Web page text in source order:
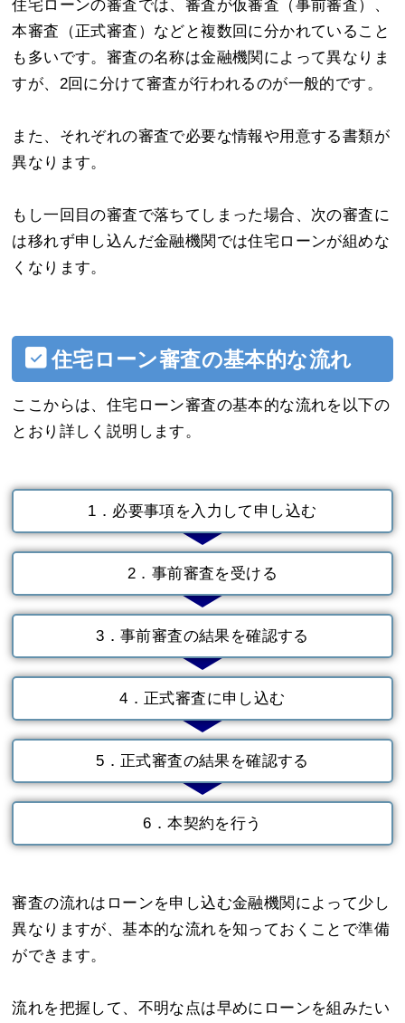
住宅ローンの審査では、審査が仮審査（事前審査）、
本審査（正式審査）などと複数回に分かれていること
も多いです。審査の名称は金融機関によって異なりま
すが、2回に分けて審査が行われるのが一般的です。
また、それぞれの審査で必要な情報や用意する書類が
異なります。
もし一回目の審査で落ちてしまった場合、次の審査に
は移れず申し込んだ金融機関では住宅ローンが組めな
くなります。
住宅ローン審査の基本的な流れ
ここからは、住宅ローン審査の基本的な流れを以下の
とおり詳しく説明します。
1．必要事項を入力して申し込む
2．事前審査を受ける
3．事前審査の結果を確認する
4．正式審査に申し込む
5．正式審査の結果を確認する
6．本契約を行う
審査の流れはローンを申し込む金融機関によって少し
異なりますが、基本的な流れを知っておくことで準備
ができます。
流れを把握して、不明な点は早めにローンを組みたい